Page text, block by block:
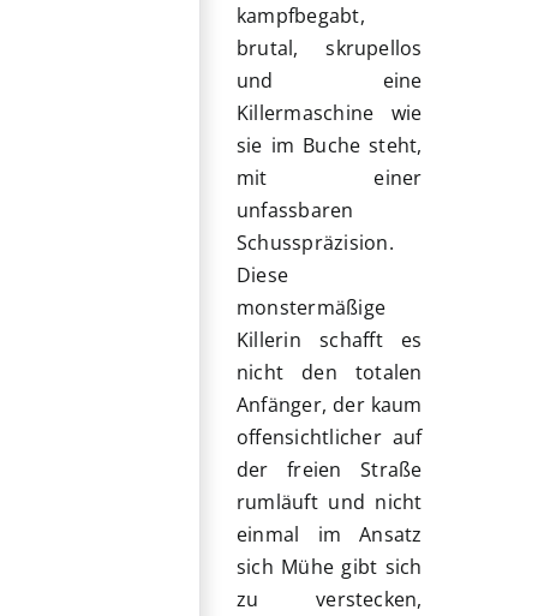
kampfbegabt,
brutal, skrupellos
und eine
Killermaschine wie
sie im Buche steht,
mit einer
unfassbaren
Schusspräzision.
Diese
monstermäßige
Killerin schafft es
nicht den totalen
Anfänger, der kaum
offensichtlicher auf
der freien Straße
rumläuft und nicht
einmal im Ansatz
sich Mühe gibt sich
zu verstecken,